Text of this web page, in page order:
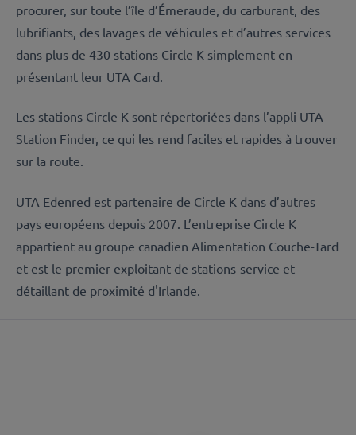
procurer, sur toute l’île d’Émeraude, du carburant, des
lubrifiants, des lavages de véhicules et d’autres services
dans plus de 430 stations Circle K simplement en
présentant leur UTA Card.
Les stations Circle K sont répertoriées dans l’appli UTA
Station Finder, ce qui les rend faciles et rapides à trouver
sur la route.
UTA Edenred est partenaire de Circle K dans d’autres
pays européens depuis 2007. L’entreprise Circle K
appartient au groupe canadien Alimentation Couche-Tard
et est le premier exploitant de stations-service et
détaillant de proximité d'Irlande.